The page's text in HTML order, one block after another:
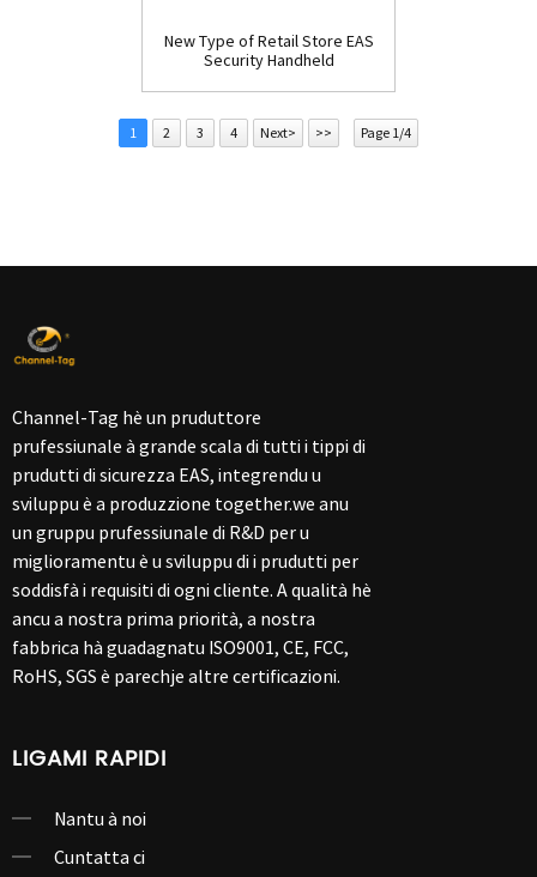
New Type of Retail Store EAS
Security Handheld
1 2 3 4 Next> >> Page 1/4
Channel-Tag hè un pruduttore
prufessiunale à grande scala di tutti i tippi di
prudutti di sicurezza EAS, integrendu u
sviluppu è a produzzione together.we anu
un gruppu prufessiunale di R&D per u
miglioramentu è u sviluppu di i prudutti per
soddisfà i requisiti di ogni cliente. A qualità hè
ancu a nostra prima priorità, a nostra
fabbrica hà guadagnatu ISO9001, CE, FCC,
RoHS, SGS è parechje altre certificazioni.
LIGAMI RAPIDI
Nantu à noi
Cuntatta ci